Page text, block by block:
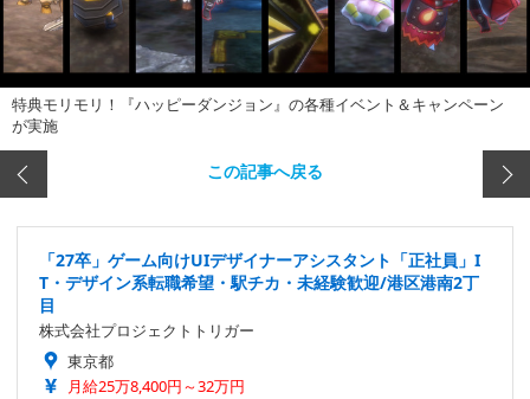
特典モリモリ！『ハッピーダンジョン』の各種イベント＆キャンペーン
が実施
この記事へ戻る
「27卒」ゲーム向けUIデザイナーアシスタント「正社員」I
T・デザイン系転職希望・駅チカ・未経験歓迎/港区港南2丁
目
株式会社プロジェクトトリガー
東京都
月給25万8,400円～32万円